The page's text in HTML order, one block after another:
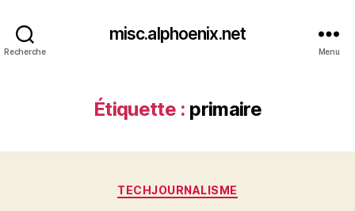
Recherche
misc.alphoenix.net
Menu
Étiquette : primaire
Catégories
TECHJOURNALISME